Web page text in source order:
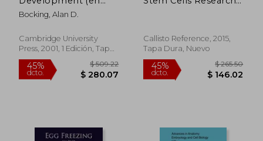
Inglés)
Bocking, Alan D.
Cambridge University
Press, 2001, 1 Edición, Tapa
Dura, Nuevo
Callisto Reference, 2015,
Tapa Dura, Nuevo